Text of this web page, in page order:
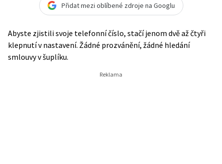
Přidat mezi oblíbené zdroje na Googlu
Abyste zjistili svoje telefonní číslo, stačí jenom dvě až čtyři
klepnutí v nastavení. Žádné prozvánění, žádné hledání
smlouvy v šuplíku.